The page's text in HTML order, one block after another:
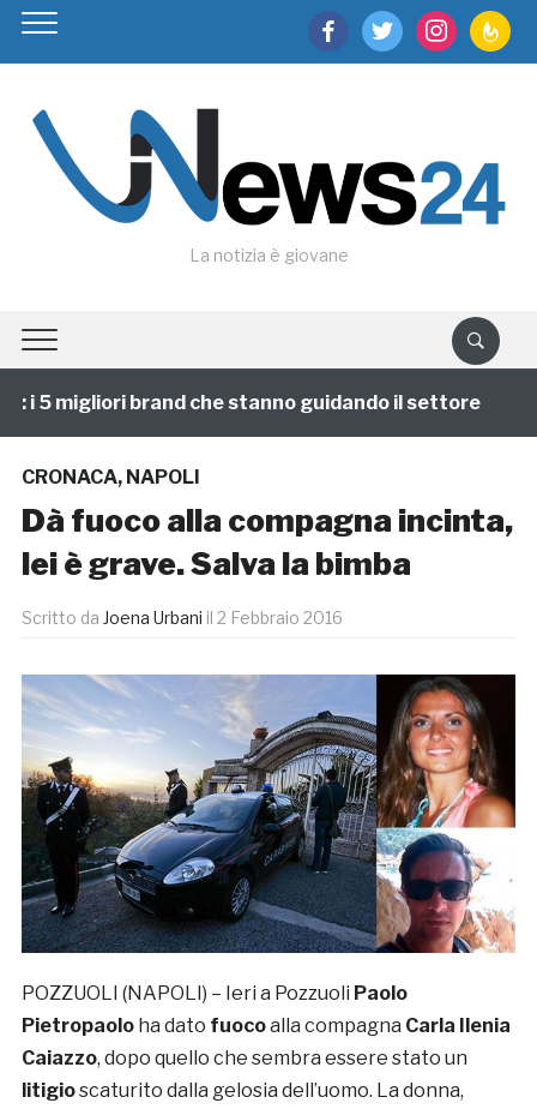
facebooktwitter instagram
La notizia è giovane
5 migliori brand che stanno guidando il settore
CRONACA, NAPOLI
Dà fuoco alla compagna incinta,
lei è grave. Salva la bimba
Scritto da Joena Urbani il 2 Febbraio 2016
POZZUOLI (NAPOLI) – Ieri a Pozzuoli Paolo
Pietropaoloha dato fuocoalla compagna Carla Ilenia
Caiazzo, dopo quello che sembra essere stato un
litigioscaturito dalla gelosia dell’uomo. La donna,